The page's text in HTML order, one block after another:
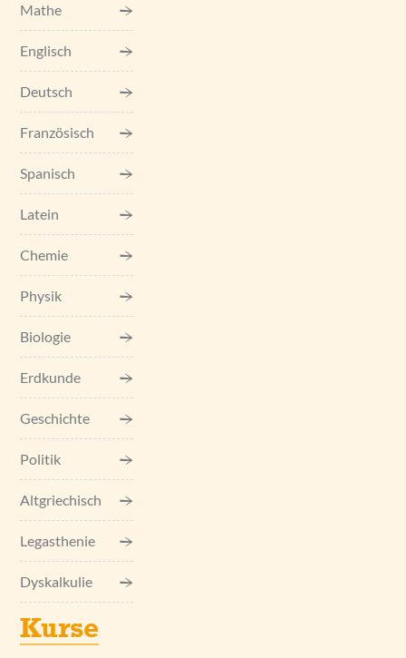
Mathe
Englisch
Deutsch
Französisch
Spanisch
Latein
Chemie
Physik
Biologie
Erdkunde
Geschichte
Politik
Altgriechisch
Legasthenie
Dyskalkulie
Kurse